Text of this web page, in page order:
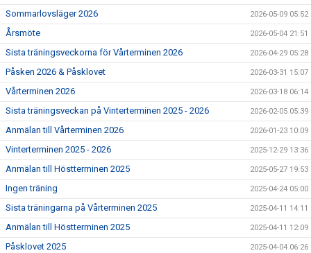
Sommarlovsläger 2026 2026-05-09 05:52
Årsmöte 2026-05-04 21:51
Sista träningsveckorna för Vårterminen 2026 2026-04-29 05:28
Påsken 2026 & Påsklovet 2026-03-31 15:07
Vårterminen 2026 2026-03-18 06:14
Sista träningsveckan på Vinterterminen 2025 - 2026 2026-02-05 05:39
Anmälan till Vårterminen 2026 2026-01-23 10:09
Vinterterminen 2025 - 2026 2025-12-29 13:36
Anmälan till Höstterminen 2025 2025-05-27 19:53
Ingen träning 2025-04-24 05:00
Sista träningarna på Vårterminen 2025 2025-04-11 14:11
Anmälan till Höstterminen 2025 2025-04-11 12:09
Påsklovet 2025 2025-04-04 06:26